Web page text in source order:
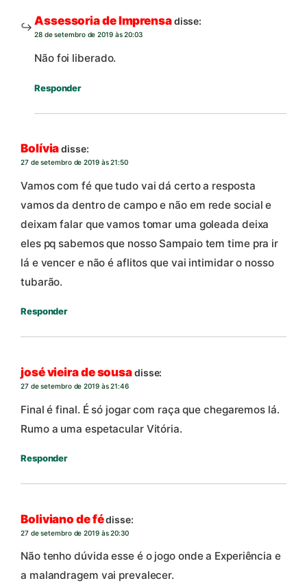
Assessoria de Imprensadisse:
28 de setembro de 2019 às 20:03
Não foi liberado.
Responder
Bolíviadisse:
27 de setembro de 2019 às 21:50
Vamos com fé que tudo vai dá certo a resposta
vamos da dentro de campo e não em rede social e
deixam falar que vamos tomar uma goleada deixa
eles pq sabemos que nosso Sampaio tem time pra ir
lá e vencer e não é aflitos que vai intimidar o nosso
tubarão.
Responder
josé vieira de sousadisse:
27 de setembro de 2019 às 21:46
Final é final. É só jogar com raça que chegaremos lá.
Rumo a uma espetacular Vitória.
Responder
Boliviano de fédisse:
27 de setembro de 2019 às 20:30
Não tenho dúvida esse é o jogo onde a Experiência e
a malandragem vai prevalecer.